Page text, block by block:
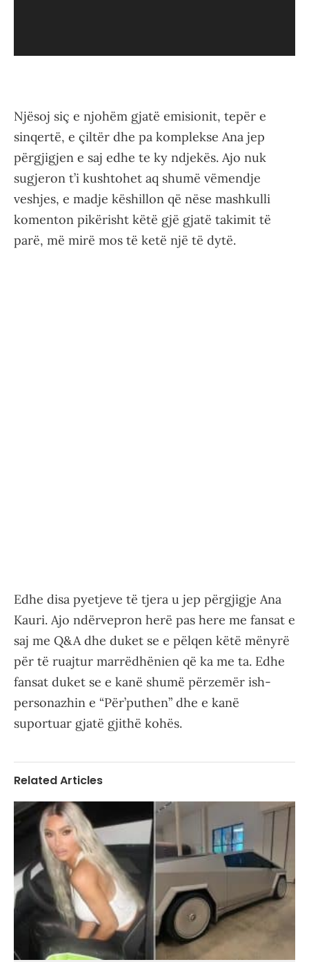
Njësoj siç e njohëm gjatë emisionit, tepër e
sinqertë, e çiltër dhe pa komplekse Ana jep
përgjigjen e saj edhe te ky ndjekës. Ajo nuk
sugjeron t’i kushtohet aq shumë vëmendje
veshjes, e madje këshillon që nëse mashkulli
komenton pikërisht këtë gjë gjatë takimit të
parë, më mirë mos të ketë një të dytë.
Edhe disa pyetjeve të tjera u jep përgjigje Ana
Kauri. Ajo ndërvepron herë pas here me fansat e
saj me Q&A dhe duket se e pëlqen këtë mënyrë
për të ruajtur marrëdhënien që ka me ta. Edhe
fansat duket se e kanë shumë përzemër ish-
personazhin e “Për’puthen” dhe e kanë
suportuar gjatë gjithë kohës.
Related Articles